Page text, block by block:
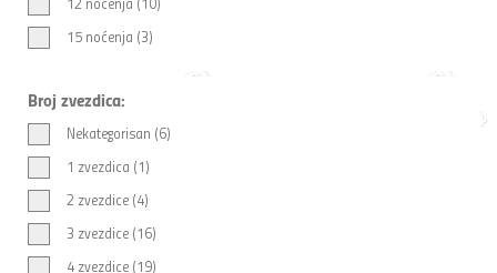
15 noćenja (3)
Broj zvezdica:
Nekategorisan (6)
1 zvezdica (1)
2 zvezdice (4)
3 zvezdice (16)
4 zvezdice (19)